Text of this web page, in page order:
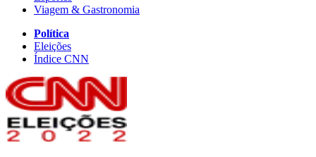
Viagem & Gastronomia
Política
Eleições
Índice CNN